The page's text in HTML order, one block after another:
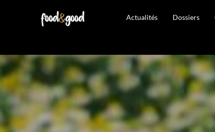
Actualités Dossiers